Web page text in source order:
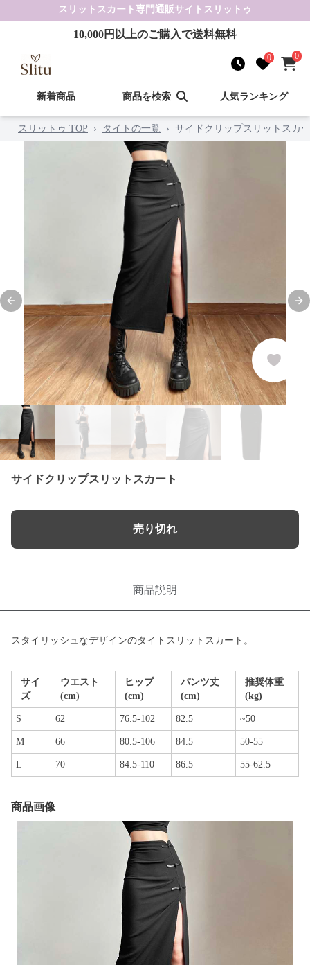
スリットスカート 専門通販サイト スリットゥ
10,000円以上のご購入で送料無料
0 0
新着商品 商品を検索 人気ランキング
スリットゥ TOP › タイトの一覧 › サイドクリップスリットスカ
Previous slide
サイドクリップスリットスカート
売り切れ
商品説明
スタイリッシュなデザインのタイトスリットスカート。
サイ
ズ
ウエスト
(cm)
ヒップ
(cm)
パンツ丈
(cm)
推奨体重
(kg)
S 62 76.5-102 82.5 ~50
M 66 80.5-106 84.5 50-55
L 70 84.5-110 86.5 55-62.5
商品画像